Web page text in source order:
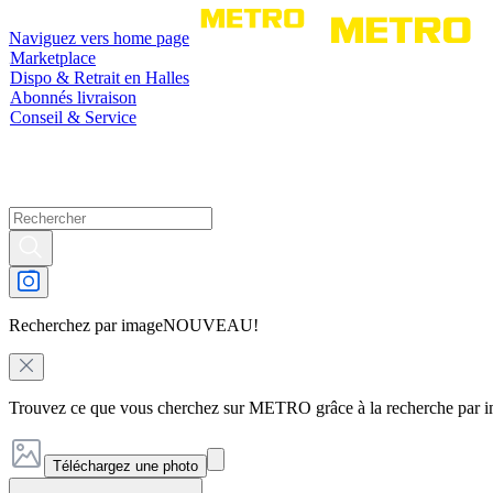
Naviguez vers home page
Marketplace
Dispo & Retrait en Halles
Abonnés livraison
Conseil & Service
Recherchez par imageNOUVEAU!
Trouvez ce que vous cherchez sur METRO grâce à la recherche par
Téléchargez une photo